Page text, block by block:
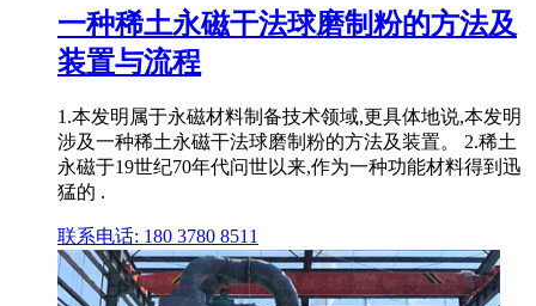
一种稀土永磁干法球磨制粉的方法及
装置与流程
1.本发明属于永磁材料制备技术领域,更具体地说,本发明
涉及一种稀土永磁干法球磨制粉的方法及装置。 2.稀土
永磁于19世纪70年代问世以来,作为一种功能材料得到迅
猛的 .
联系电话: 180 3780 8511